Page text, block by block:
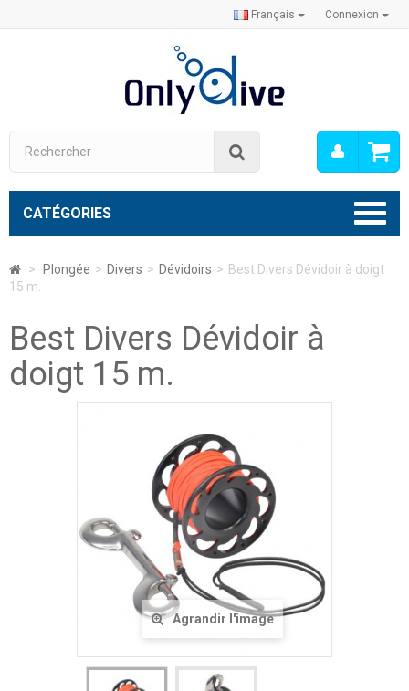
Connexion
Français
Mon
CATÉGORIES
> Plongée > Divers > Dévidoirs > Best Divers Dévidoir à doigt
15 m.
Best Divers Dévidoir à
doigt 15 m.
Agrandir l'image